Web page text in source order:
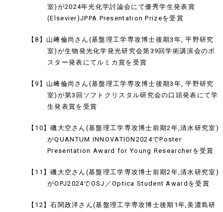
室)が2024年光化学討論会にて優秀学生発表賞
(Elsevier)JPPA Presentation Prizeを受賞
【8】山﨑倫尚さん(基盤理工学専攻博士後期3年, 平野研究
室)が生物発光化学発光研究会第39回学術講演会のポ
スター発表にてルミカ賞を受賞
【9】山﨑倫尚さん(基盤理工学専攻博士後期3年, 平野研究
室)が第3回ソフトクリスタル研究会の口頭発表にて学
生発表賞を受賞
【10】磯大空さん(基盤理工学専攻博士前期2年,清水研究室)
がQUANTUM INNOVATION2024でPoster
Presentation Award for Young Researcherを受賞
【11】磯大空さん(基盤理工学専攻博士前期2年,清水研究室)
がOPJ2024でOSJ／Optica Student Awardを受賞
【12】石関政洋さん(基盤理工学専攻博士後期1年,美濃島研